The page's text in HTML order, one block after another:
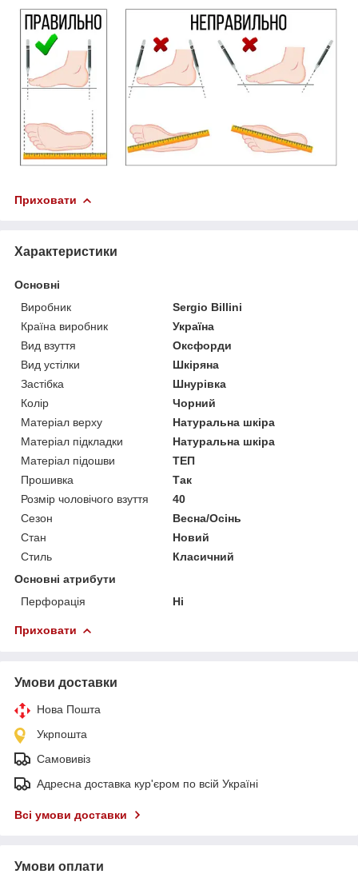
Приховати
Характеристики
Основні
Виробник
Sergio Billini
Країна виробник
Україна
Вид взуття
Оксфорди
Вид устілки
Шкіряна
Застібка
Шнурівка
Колір
Чорний
Матеріал верху
Натуральна шкіра
Матеріал підкладки
Натуральна шкіра
Матеріал підошви
ТЕП
Прошивка
Так
Розмір чоловічого взуття
40
Сезон
Весна/Осінь
Стан
Новий
Стиль
Класичний
Основні атрибути
Перфорація
Ні
Приховати
Умови доставки
Нова Пошта
Укрпошта
Самовивіз
Адресна доставка кур'єром по всій Україні
Всі умови доставки
Умови оплати